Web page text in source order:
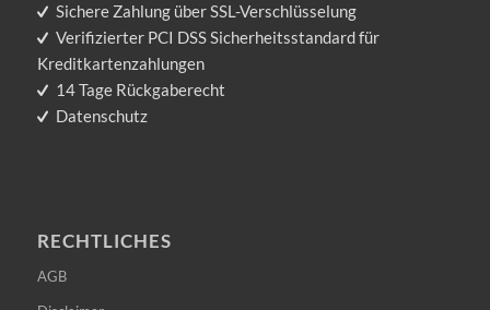
Sichere Zahlung über SSL-Verschlüsselung
Verifizierter PCI DSS Sicherheitsstandard für
Kreditkartenzahlungen
14 Tage Rückgaberecht
Datenschutz
RECHTLICHES
AGB